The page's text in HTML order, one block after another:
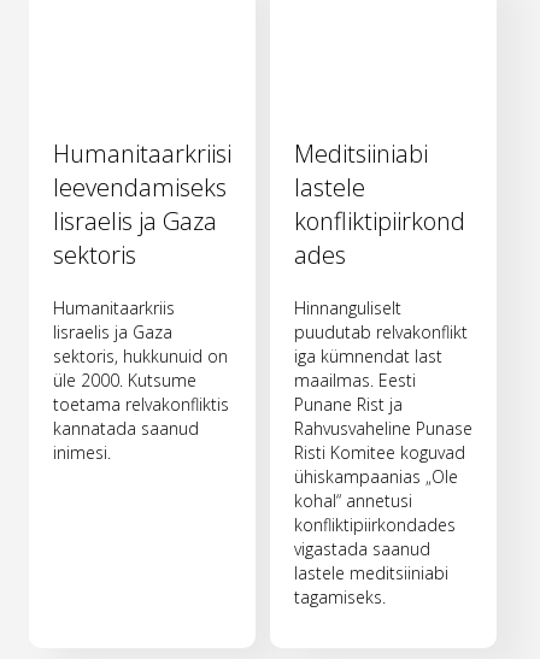
Humanitaarkriisi
leevendamiseks
Iisraelis ja Gaza
sektoris
Humanitaarkriis
Iisraelis ja Gaza
sektoris, hukkunuid on
üle 2000. Kutsume
toetama relvakonfliktis
kannatada saanud
inimesi.
Meditsiiniabi
lastele
konfliktipiirkond
ades
Hinnanguliselt
puudutab relvakonflikt
iga kümnendat last
maailmas. Eesti
Punane Rist ja
Rahvusvaheline Punase
Risti Komitee koguvad
ühiskampaanias „Ole
kohal“ annetusi
konfliktipiirkondades
vigastada saanud
lastele meditsiiniabi
tagamiseks.